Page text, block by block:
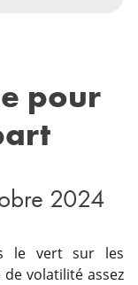
pour
2024
le vert sur les
volatilité assez